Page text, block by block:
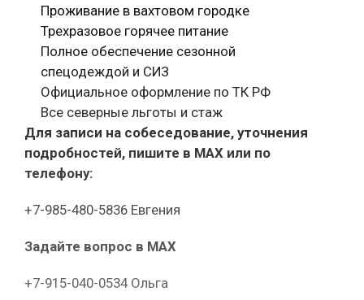
Проживание в вахтовом городке
Трехразовое горячее питание
Полное обеспечение сезонной
спецодеждой и СИЗ
Официальное оформление по ТК РФ
Все северные льготы и стаж
Для записи на собеседование, уточнения
подробностей, пишите в МАХ или по
телефону:
+7-985-480-5836 Евгения
Задайте вопрос в MAX
+7-915-040-0534 Ольга